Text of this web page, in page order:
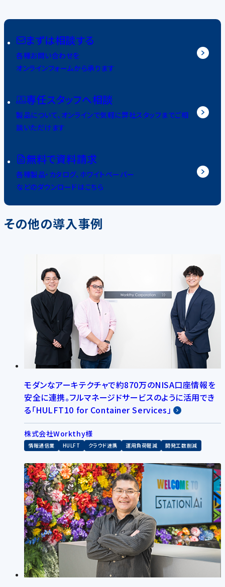
まずは相談する
各種お問い合わせを
オンラインフォームから承ります
専任スタッフへ相談
製品について、オンラインで気軽に弊社スタッフまでご相
談いただけます
無料で資料請求
各種製品・カタログ、ホワイトペーパー
などのダウンロードはこちら
その他の導入事例
モダンなアーキテクチャで約870万のNISA口座情報を
安全に連携。フルマネージドサービスのように活用でき
る「HULFT10 for Container Services」
株式会社Workthy様
情報通信業 HULFT クラウド連携 運用負荷軽減 開発工数削減